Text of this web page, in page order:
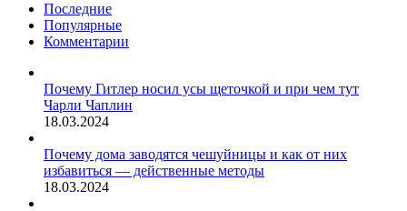
кожи
лица.
Последние
Популярные
Комментарии
Почему Гитлер носил усы щеточкой и при чем тут
Чарли Чаплин
18.03.2024
Почему дома заводятся чешуйницы и как от них
избавиться — действенные методы
18.03.2024